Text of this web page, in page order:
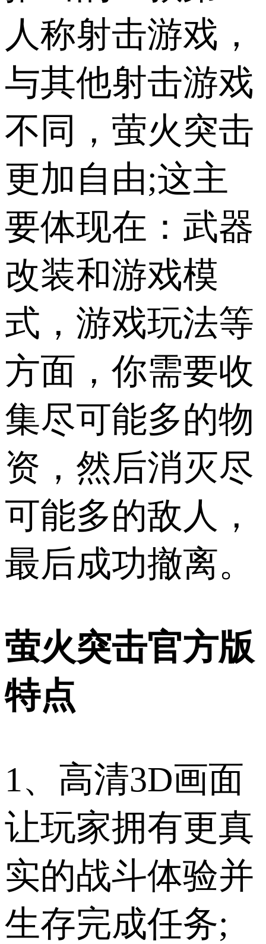
人称射击游戏，
与其他射击游戏
不同，萤火突击
更加自由;这主
要体现在：武器
改装和游戏模
式，游戏玩法等
方面，你需要收
集尽可能多的物
资，然后消灭尽
可能多的敌人，
最后成功撤离。
萤火突击官方版
特点
1、高清3D画面
让玩家拥有更真
实的战斗体验并
生存完成任务;